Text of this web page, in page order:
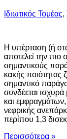
Ιδιωτικός Τομέας,
H υπέρταση (ή
αποτελεί την πιο
σημαντικούς
κακής ποιότητας
σημαντικό
συνδέεται
και
νεφρικής
περίπου 1,3
Περισσότερα »